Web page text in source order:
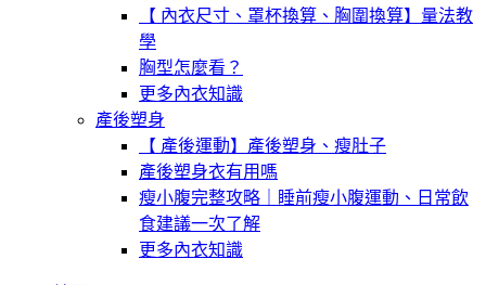
【 內衣尺寸、罩杯換算、胸圍換算】量法教
學
胸型怎麼看？
更多內衣知識
產後塑身
【 產後運動】產後塑身、瘦肚子
產後塑身衣有用嗎
瘦小腹完整攻略｜睡前瘦小腹運動、日常飲
食建議一次了解
更多內衣知識